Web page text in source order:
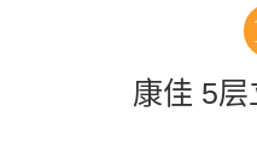
康佳 5